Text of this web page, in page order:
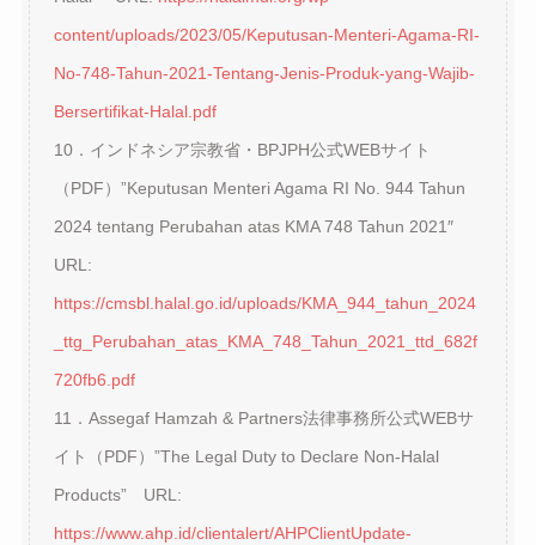
content/uploads/2023/05/Keputusan-Menteri-Agama-RI-
No-748-Tahun-2021-Tentang-Jenis-Produk-yang-Wajib-
Bersertifikat-Halal.pdf
10．インドネシア宗教省・BPJPH公式WEBサイト
（PDF）”Keputusan Menteri Agama RI No. 944 Tahun
2024 tentang Perubahan atas KMA 748 Tahun 2021″
URL:
https://cmsbl.halal.go.id/uploads/KMA_944_tahun_2024
_ttg_Perubahan_atas_KMA_748_Tahun_2021_ttd_682f
720fb6.pdf
11．Assegaf Hamzah & Partners法律事務所公式WEBサ
イト（PDF）”The Legal Duty to Declare Non-Halal
Products” URL:
https://www.ahp.id/clientalert/AHPClientUpdate-